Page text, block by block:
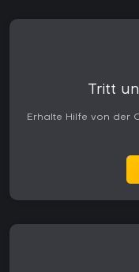
Tritt
Erhalte Hilfe von der